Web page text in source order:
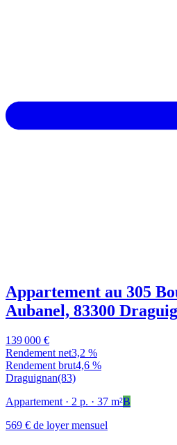
Appartement au 305
Aubanel, 83300
139 000 €
Rendement net3,2 %
Rendement brut4,6 %
Draguignan(83)
Appartement · 2 p. · 37 m²B
569 € de loyer mensuel